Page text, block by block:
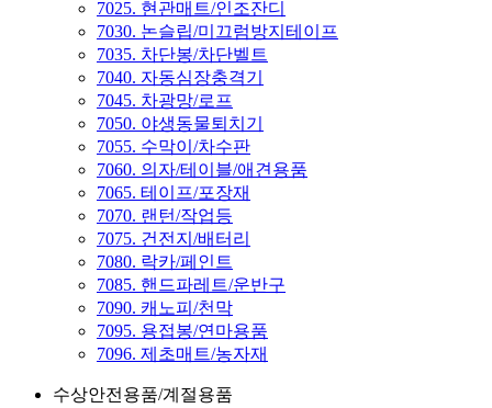
7025. 현관매트/인조잔디
7030. 논슬립/미끄럼방지테이프
7035. 차단봉/차단벨트
7040. 자동심장충격기
7045. 차광망/로프
7050. 야생동물퇴치기
7055. 수막이/차수판
7060. 의자/테이블/애견용품
7065. 테이프/포장재
7070. 랜턴/작업등
7075. 건전지/배터리
7080. 락카/페인트
7085. 핸드파레트/운반구
7090. 캐노피/천막
7095. 용접봉/연마용품
7096. 제초매트/농자재
수상안전용품/계절용품